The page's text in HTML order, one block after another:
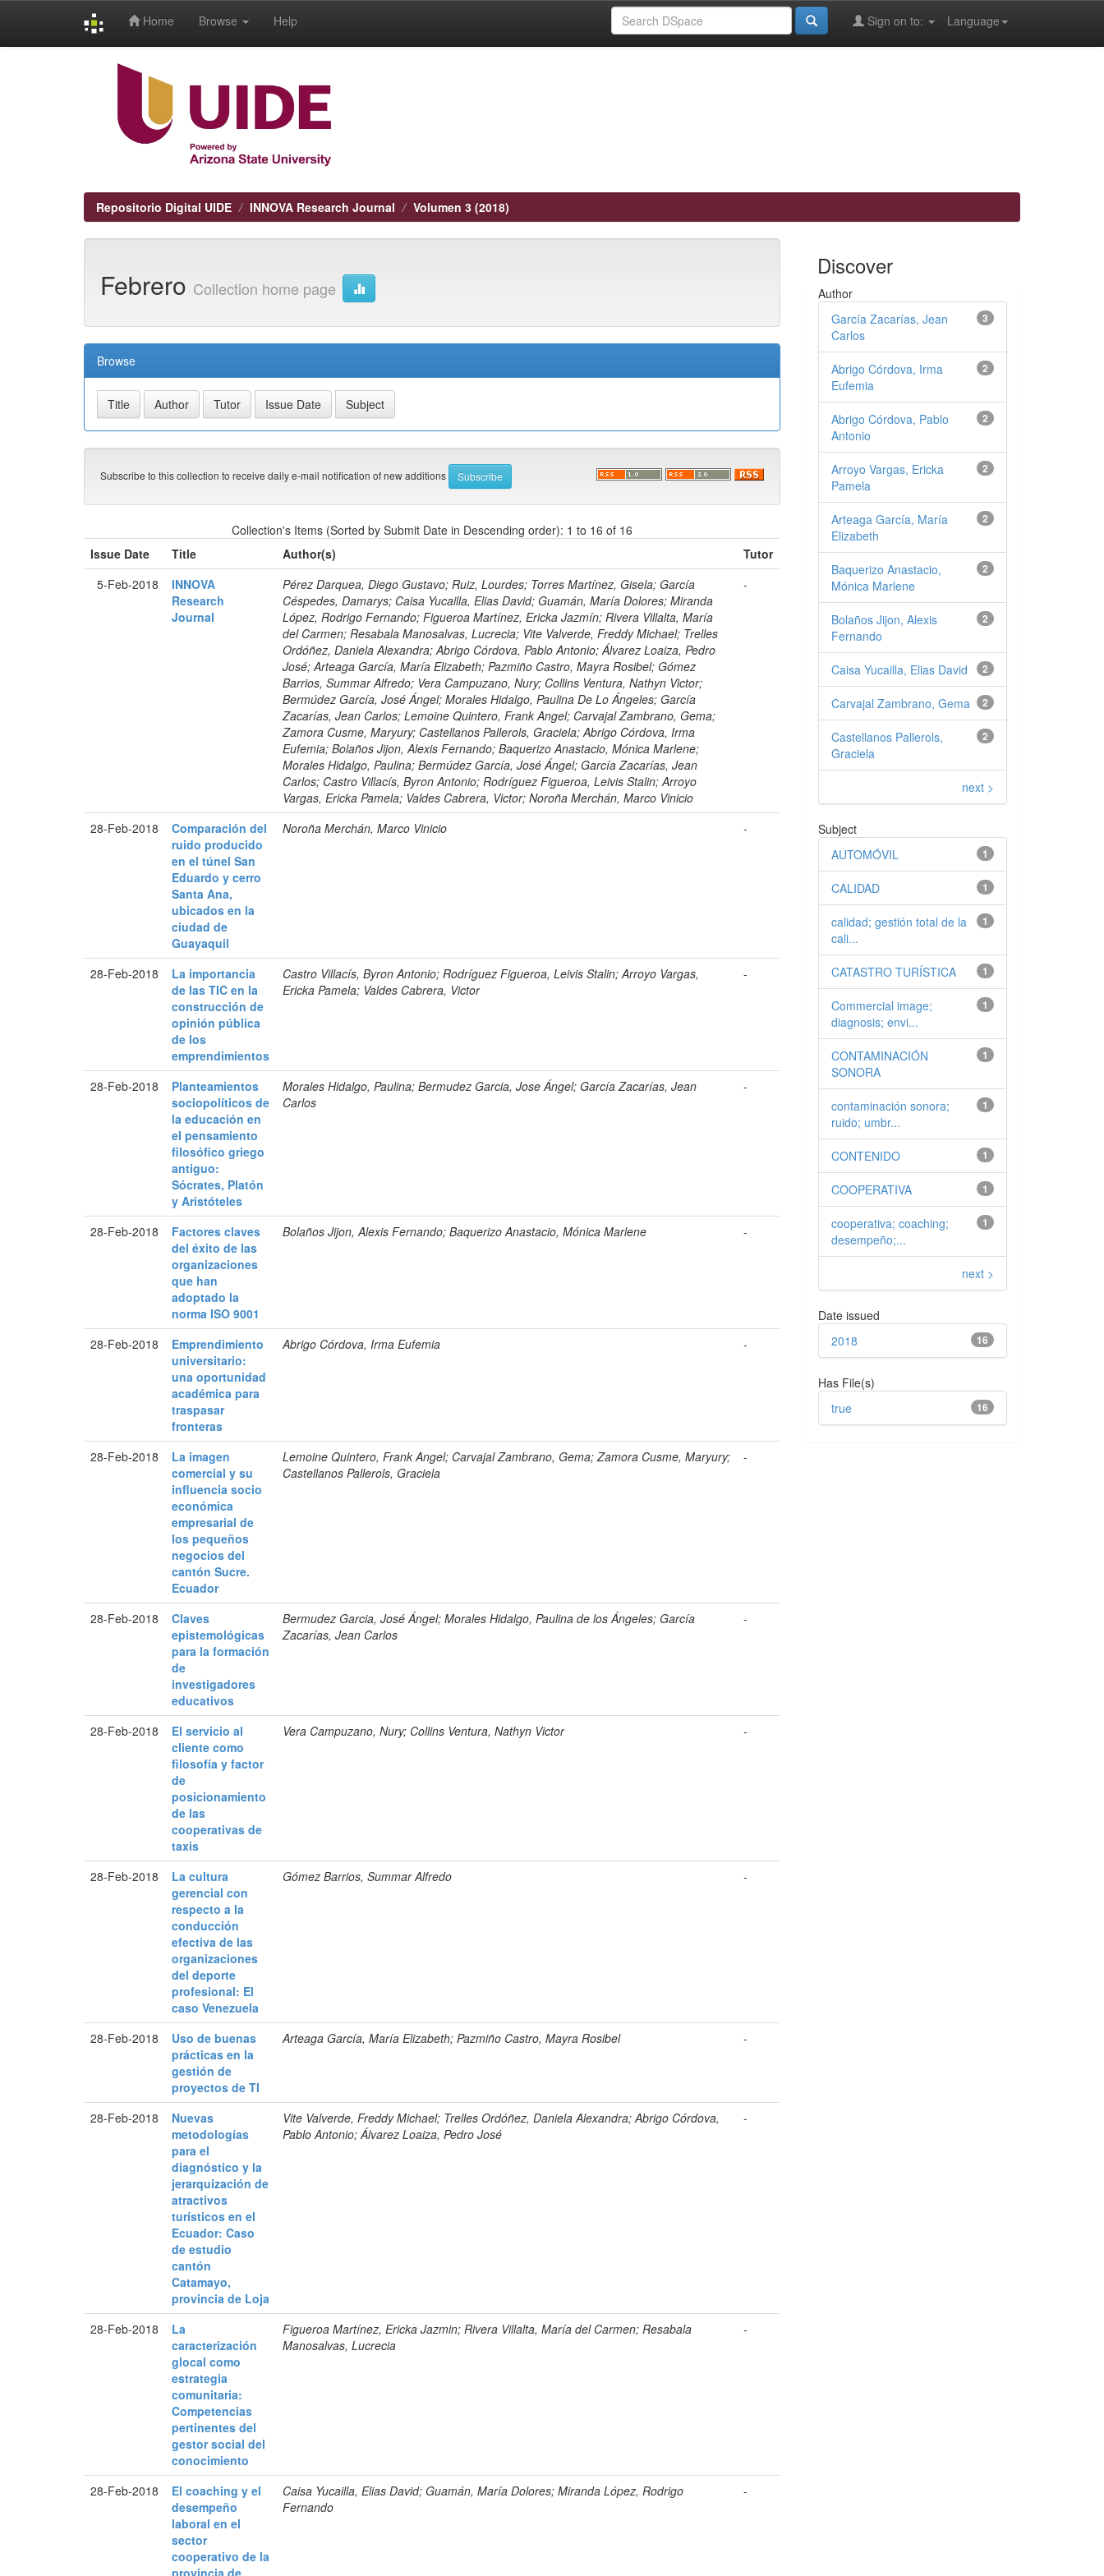
Home Browse Help Language
Sign on to:
Repositorio Digital UIDE INNOVA Research Journal Volumen 3 (2018)
Febrero Collection home page
Browse
Subscribe to this collection to receive daily e-mail notification of new additions
Collection's Items (Sorted by Submit Date in Descending order): 1 to 16 of 16
Issue Date
Title Author(s)
Tutor
5-Feb-2018
INNOVA
Research
Journal
Pérez Darquea, Diego Gustavo; Ruiz, Lourdes; Torres Martínez, Gisela; García
Céspedes, Damarys; Caisa Yucailla, Elias David; Guamán, María Dolores; Miranda
López, Rodrigo Fernando; Figueroa Martínez, Ericka Jazmín; Rivera Villalta, María
del Carmen; Resabala Manosalvas, Lucrecia; Vite Valverde, Freddy Michael; Trelles
Ordóñez, Daniela Alexandra; Abrigo Córdova, Pablo Antonio; Álvarez Loaiza, Pedro
José; Arteaga García, María Elizabeth; Pazmiño Castro, Mayra Rosibel; Gómez
Barrios, Summar Alfredo; Vera Campuzano, Nury; Collins Ventura, Nathyn Victor;
Bermúdez García, José Ángel; Morales Hidalgo, Paulina De Lo Ángeles; García
Zacarías, Jean Carlos; Lemoine Quintero, Frank Angel; Carvajal Zambrano, Gema;
Zamora Cusme, Maryury; Castellanos Pallerols, Graciela; Abrigo Córdova, Irma
Eufemia; Bolaños Jijon, Alexis Fernando; Baquerizo Anastacio, Mónica Marlene;
Morales Hidalgo, Paulina; Bermúdez García, José Ángel; García Zacarías, Jean
Carlos; Castro Villacís, Byron Antonio; Rodríguez Figueroa, Leivis Stalin; Arroyo
Vargas, Ericka Pamela; Valdes Cabrera, Victor; Noroña Merchán, Marco Vinicio
-
28-Feb-2018
Comparación del
ruido producido
en el túnel San
Eduardo y cerro
Santa Ana,
ubicados en la
ciudad de
Guayaquil
Noroña Merchán, Marco Vinicio -
28-Feb-2018
La importancia
de las TIC en la
construcción de
opinión pública
de los
emprendimientos
Castro Villacís, Byron Antonio; Rodríguez Figueroa, Leivis Stalin; Arroyo Vargas,
Ericka Pamela; Valdes Cabrera, Victor
-
28-Feb-2018
Planteamientos
sociopolíticos de
la educación en
el pensamiento
filosófico griego
antiguo:
Sócrates, Platón
y Aristóteles
Morales Hidalgo, Paulina; Bermudez Garcia, Jose Ángel; García Zacarías, Jean
Carlos
-
28-Feb-2018
Factores claves
del éxito de las
organizaciones
que han
adoptado la
norma ISO 9001
Bolaños Jijon, Alexis Fernando; Baquerizo Anastacio, Mónica Marlene -
28-Feb-2018
Emprendimiento
universitario:
una oportunidad
académica para
traspasar
fronteras
Abrigo Córdova, Irma Eufemia -
28-Feb-2018
La imagen
comercial y su
influencia socio
económica
empresarial de
los pequeños
negocios del
cantón Sucre.
Ecuador
Lemoine Quintero, Frank Angel; Carvajal Zambrano, Gema; Zamora Cusme, Maryury;
Castellanos Pallerols, Graciela
-
28-Feb-2018
Claves
epistemológicas
para la formación
de
investigadores
educativos
Bermudez Garcia, José Ángel; Morales Hidalgo, Paulina de los Ángeles; García
Zacarías, Jean Carlos
-
28-Feb-2018
El servicio al
cliente como
filosofía y factor
de
posicionamiento
de las
cooperativas de
taxis
Vera Campuzano, Nury; Collins Ventura, Nathyn Victor -
28-Feb-2018
La cultura
gerencial con
respecto a la
conducción
efectiva de las
organizaciones
del deporte
profesional: El
caso Venezuela
Gómez Barrios, Summar Alfredo -
28-Feb-2018
Uso de buenas
prácticas en la
gestión de
proyectos de TI
Arteaga García, María Elizabeth; Pazmiño Castro, Mayra Rosibel -
28-Feb-2018
Nuevas
metodologías
para el
diagnóstico y la
jerarquización de
atractivos
turísticos en el
Ecuador: Caso
de estudio
cantón
Catamayo,
provincia de Loja
Vite Valverde, Freddy Michael; Trelles Ordóñez, Daniela Alexandra; Abrigo Córdova,
Pablo Antonio; Álvarez Loaiza, Pedro José
-
28-Feb-2018
La
caracterización
glocal como
estrategia
comunitaria:
Competencias
pertinentes del
gestor social del
conocimiento
Figueroa Martí­nez, Ericka Jazmin; Rivera Villalta, María del Carmen; Resabala
Manosalvas, Lucrecia
-
28-Feb-2018
El coaching y el
desempeño
laboral en el
sector
cooperativo de la
Caisa Yucailla, Elias David; Guamán, María Dolores; Miranda López, Rodrigo
Fernando
-
Discover
Author
3
García Zacarías, Jean
Carlos
2
Abrigo Córdova, Irma
Eufemia
2
Abrigo Córdova, Pablo
Antonio
2
Arroyo Vargas, Ericka
Pamela
2
Arteaga García, María
Elizabeth
2
Baquerizo Anastacio,
Mónica Marlene
2
Bolaños Jijon, Alexis
Fernando
2
Caisa Yucailla, Elias David
2
Carvajal Zambrano, Gema
2
Castellanos Pallerols,
Graciela
next >
Subject
1
AUTOMÓVIL
1
CALIDAD
1
calidad; gestión total de la
cali...
1
CATASTRO TURÍSTICA
1
Commercial image;
diagnosis; envi...
1
CONTAMINACIÓN
SONORA
1
contaminación sonora;
ruido; umbr...
1
CONTENIDO
1
COOPERATIVA
1
cooperativa; coaching;
desempeño;...
next >
Date issued
16
2018
Has File(s)
16
true